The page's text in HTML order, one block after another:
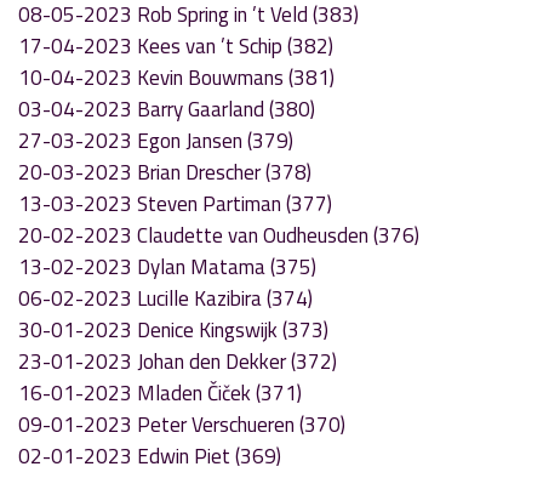
08-05-2023 Rob Spring in ’t Veld (383)
17-04-2023 Kees van ’t Schip (382)
10-04-2023 Kevin Bouwmans (381)
03-04-2023 Barry Gaarland (380)
27-03-2023 Egon Jansen (379)
20-03-2023 Brian Drescher (378)
13-03-2023 Steven Partiman (377)
20-02-2023 Claudette van Oudheusden (376)
13-02-2023 Dylan Matama (375)
06-02-2023 Lucille Kazibira (374)
30-01-2023 Denice Kingswijk (373)
23-01-2023 Johan den Dekker (372)
16-01-2023 Mladen Čiček (371)
09-01-2023 Peter Verschueren (370)
02-01-2023 Edwin Piet (369)